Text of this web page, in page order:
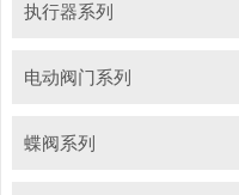
执行器系列
电动阀门系列
蝶阀系列